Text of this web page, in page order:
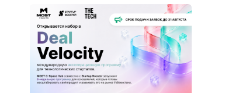
АЛМАТЫ:
YOUTH
CAMP
ДАЛ